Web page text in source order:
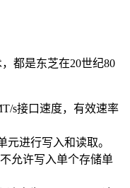
都是东芝在20世纪80
s接口速度，有效速率
进行写入和读取。
允许写入单个存储单